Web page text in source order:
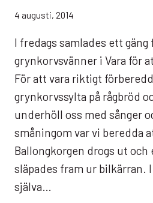
4 augusti, 2014
I fredags samlades ett
grynkorvsvänner i Vara för
För att vara riktigt
grynkorvssylta på rågbröd
underhöll oss med sånger
småningom var vi beredda
Ballongkorgen drogs ut och
släpades fram ur bilkärran.
själva…